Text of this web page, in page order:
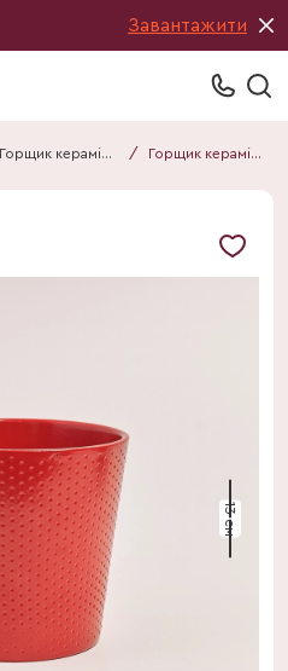
Завантажити
Горщик керамічний / Горщик керамічний 011213030111
13 см